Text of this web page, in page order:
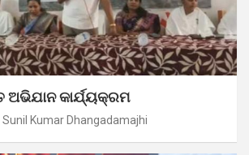
ଅଭିଯାନ କାର୍ଯ୍ୟକ୍ରମ
Sunil Kumar Dhangadamajhi